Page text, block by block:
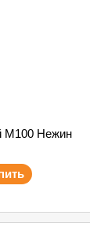
М100 Нежин